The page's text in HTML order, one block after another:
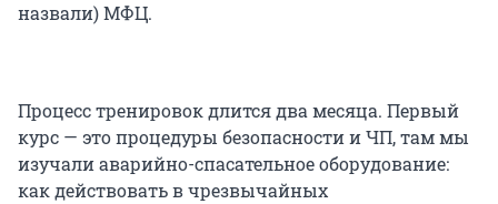
назвали) МФЦ.
Процесс тренировок длится два месяца. Первый
курс — это процедуры безопасности и ЧП, там мы
изучали аварийно-спасательное оборудование:
как действовать в чрезвычайных